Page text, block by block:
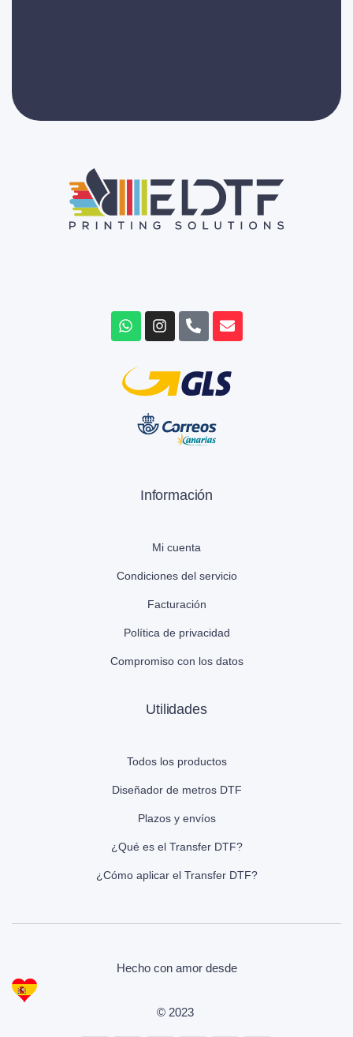
Información
Mi cuenta
Condiciones del servicio
Facturación
Política de privacidad
Compromiso con los datos
Utilidades
Todos los productos
Diseñador de metros DTF
Plazos y envíos
¿Qué es el Transfer DTF?
¿Cómo aplicar el Transfer DTF?
Hecho con amor desde
© 2023